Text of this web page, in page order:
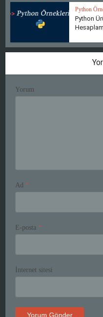
Python
Python
Yorum
Ad *
E-posta *
İnternet sitesi